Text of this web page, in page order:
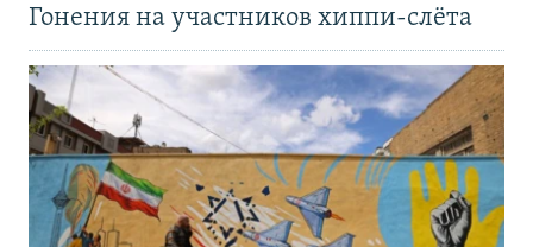
Гонения на участников хиппи-слёта